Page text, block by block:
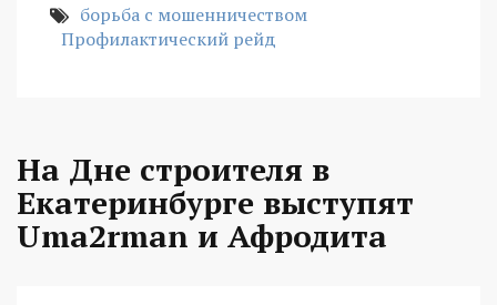
борьба с мошенничеством
Профилактический рейд
На Дне строителя в
Екатеринбурге выступят
Uma2rman и Афродита